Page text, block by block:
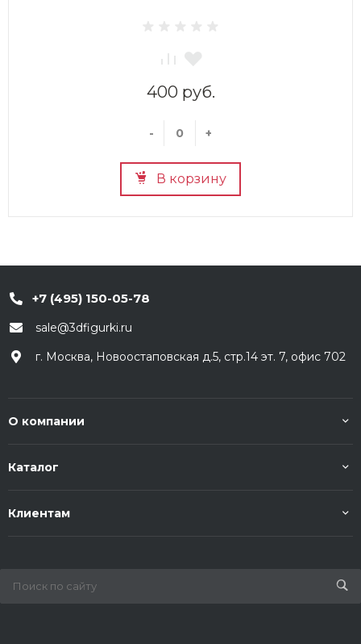
400 руб.
- +
В корзину
+7 (495) 150-05-78
sale@3dfigurki.ru
г. Москва, Новоостаповская д.5, стр.14 эт. 7, офис 702
О компании
Каталог
Клиентам